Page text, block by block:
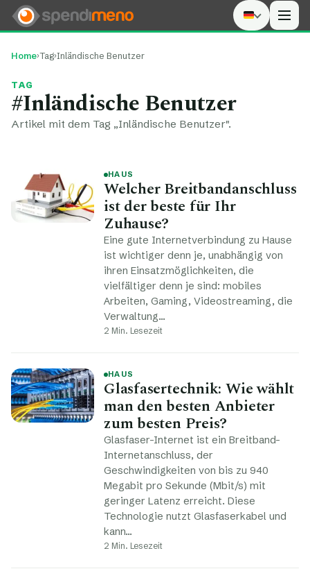
Home›Tag›Inländische Benutzer
TAG
#Inländische Benutzer
Artikel mit dem Tag „Inländische Benutzer".
HAUS
Welcher Breitbandanschluss
ist der beste für Ihr
Zuhause?
Eine gute Internetverbindung zu Hause
ist wichtiger denn je, unabhängig von
ihren Einsatzmöglichkeiten, die
vielfältiger denn je sind: mobiles
Arbeiten, Gaming, Videostreaming, die
Verwaltung…
2 Min. Lesezeit
HAUS
Glasfasertechnik: Wie wählt
man den besten Anbieter
zum besten Preis?
Glasfaser-Internet ist ein Breitband-
Internetanschluss, der
Geschwindigkeiten von bis zu 940
Megabit pro Sekunde (Mbit/s) mit
geringer Latenz erreicht. Diese
Technologie nutzt Glasfaserkabel und
kann…
2 Min. Lesezeit